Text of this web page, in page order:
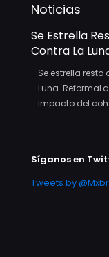
Noticias
Se Estrella
Contra La
Se estrella
Luna
impacto del
Síganos en
Tweets by